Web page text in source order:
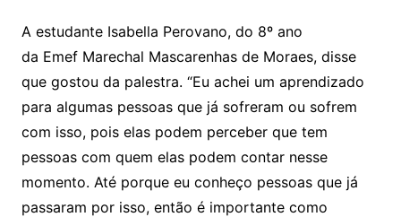
A estudante Isabella Perovano, do 8º ano
da EmefMarechal Mascarenhas de Moraes, disse
que gostou da palestra. “Eu achei um aprendizado
para algumas pessoas que já sofreram ou sofrem
com isso, pois elas podem perceber que tem
pessoas com quem elas podem contar nesse
momento. Até porque eu conheço pessoas que já
passaram por isso, então é importante como